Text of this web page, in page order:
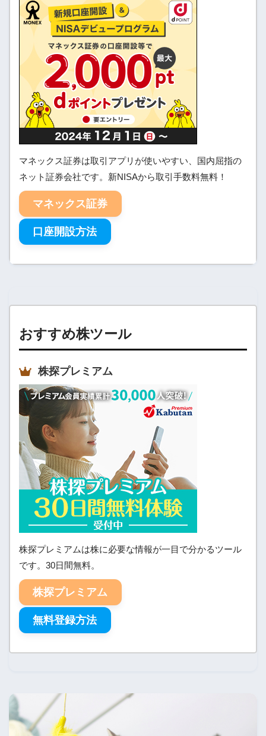
マネックス証券は取引アプリが使いやすい、国内屈指の
ネット証券会社です。新NISAから取引手数料無料！
マネックス証券
口座開設方法
おすすめ株ツール
株探プレミアム
株探プレミアムは株に必要な情報が一目で分かるツール
です。30日間無料。
株探プレミアム
無料登録方法